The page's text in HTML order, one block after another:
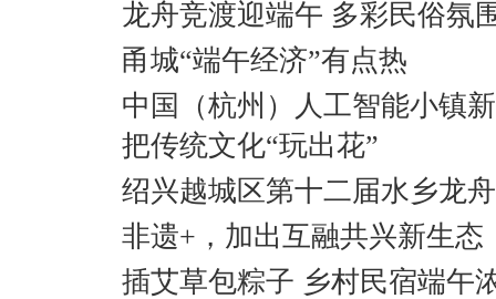
龙舟竞渡迎端午 多彩民俗氛
甬城“端午经济”有点热
中国（杭州）人工智能小镇
把传统文化“玩出花”
绍兴越城区第十二届水乡龙
非遗+，加出互融共兴新生态
插艾草包粽子 乡村民宿端午